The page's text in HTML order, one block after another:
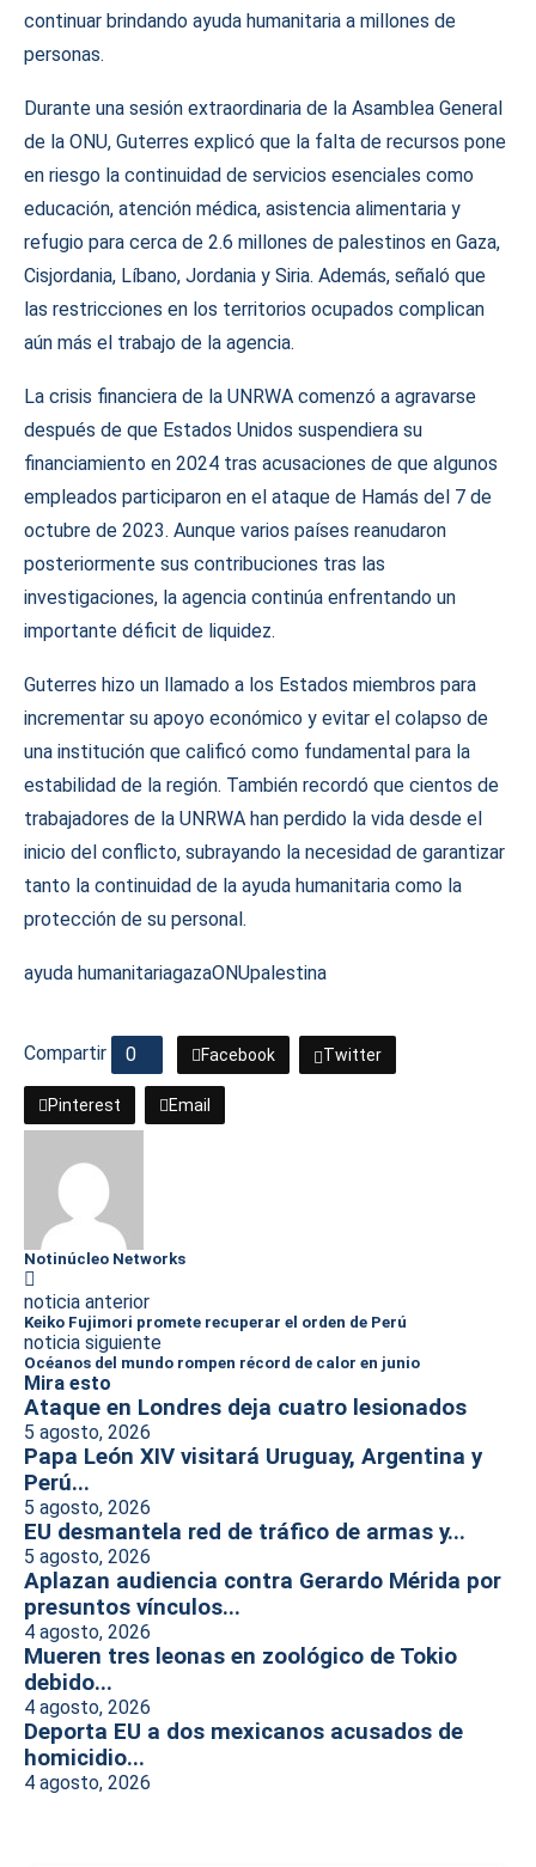
continuar brindando ayuda humanitaria a millones de
personas.
Durante una sesión extraordinaria de la Asamblea General
de la ONU, Guterres explicó que la falta de recursos pone
en riesgo la continuidad de servicios esenciales como
educación, atención médica, asistencia alimentaria y
refugio para cerca de 2.6 millones de palestinos en Gaza,
Cisjordania, Líbano, Jordania y Siria. Además, señaló que
las restricciones en los territorios ocupados complican
aún más el trabajo de la agencia.
La crisis financiera de la UNRWA comenzó a agravarse
después de que Estados Unidos suspendiera su
financiamiento en 2024 tras acusaciones de que algunos
empleados participaron en el ataque de Hamás del 7 de
octubre de 2023. Aunque varios países reanudaron
posteriormente sus contribuciones tras las
investigaciones, la agencia continúa enfrentando un
importante déficit de liquidez.
Guterres hizo un llamado a los Estados miembros para
incrementar su apoyo económico y evitar el colapso de
una institución que calificó como fundamental para la
estabilidad de la región. También recordó que cientos de
trabajadores de la UNRWA han perdido la vida desde el
inicio del conflicto, subrayando la necesidad de garantizar
tanto la continuidad de la ayuda humanitaria como la
protección de su personal.
ayuda humanitariagazaONUpalestina
Compartir 0 Facebook Twitter
Pinterest Email
Notinúcleo Networks
noticia anterior
Keiko Fujimori promete recuperar el orden de Perú
noticia siguiente
Océanos del mundo rompen récord de calor en junio
Mira esto
Ataque en Londres deja cuatro lesionados
5 agosto, 2026
Papa León XIV visitará Uruguay, Argentina y
Perú...
5 agosto, 2026
EU desmantela red de tráfico de armas y...
5 agosto, 2026
Aplazan audiencia contra Gerardo Mérida por
presuntos vínculos...
4 agosto, 2026
Mueren tres leonas en zoológico de Tokio
debido...
4 agosto, 2026
Deporta EU a dos mexicanos acusados de
homicidio...
4 agosto, 2026